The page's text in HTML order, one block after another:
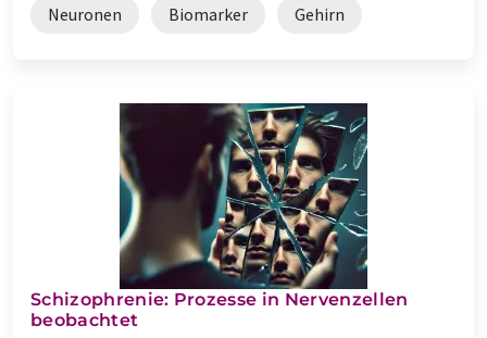
Neuronen Biomarker Gehirn
Schizophrenie: Prozesse in Nervenzellen
beobachtet